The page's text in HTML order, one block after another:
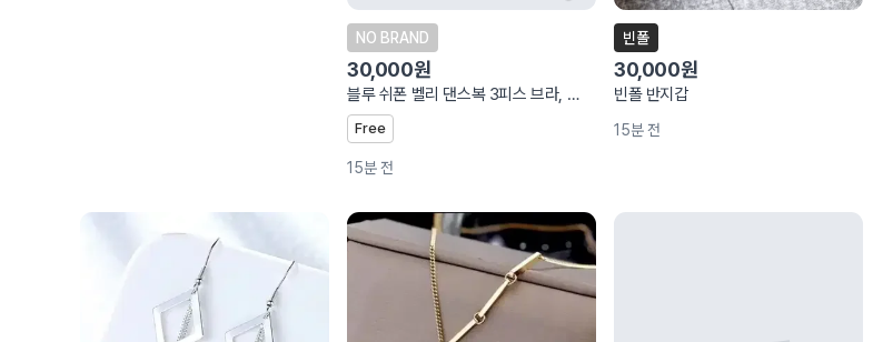
NO BRAND
30,000원
블루 쉬폰 벨리 댄스복 3피스 브라, 탑, 팬츠 일괄
Free
15분 전
빈폴
30,000원
빈폴 반지갑
15분 전